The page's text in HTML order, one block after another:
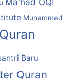
Muhammad
Baru
Quran